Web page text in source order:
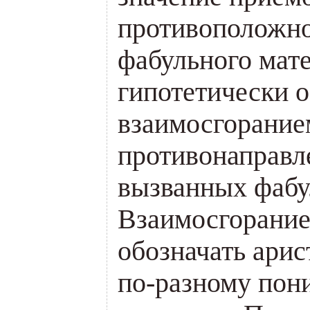
фабульного
гипотетически
вызванных
обозначать
по-разному